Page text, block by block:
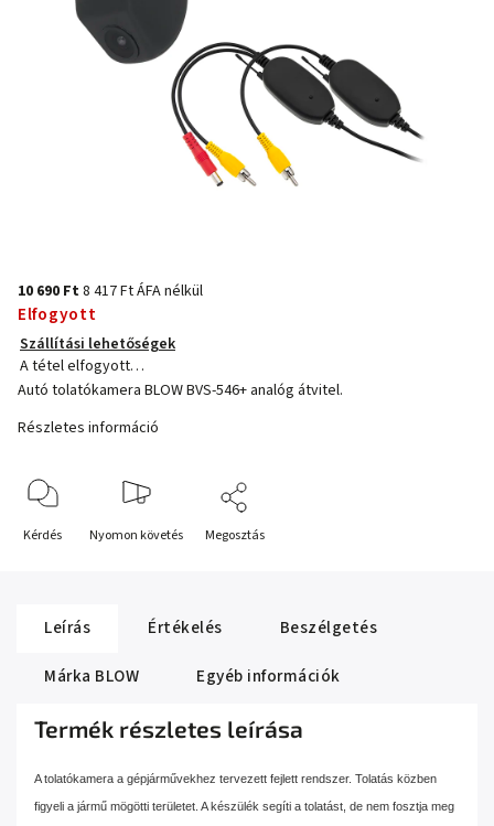
10 690 Ft8 417 Ft ÁFA nélkül
Elfogyott
Szállítási lehetőségek
A tétel elfogyott…
Autó tolatókamera BLOW BVS-546+ analóg átvitel.
Részletes információ
Kérdés Nyomon követés Megosztás
Leírás Értékelés
Beszélgetés
Márka BLOW Egyéb információk
Termék részletes leírása
A tolatókamera a gépjárművekhez tervezett fejlett rendszer. Tolatás közben
figyeli a jármű mögötti területet. A készülék segíti a tolatást, de nem fosztja meg